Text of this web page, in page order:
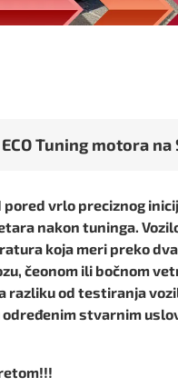
Tuning motora na
pored vrlo preciznog
nakon tuninga.
koja meri preko
čeonom ili bočnom
razliku od testiranja
stvarnim